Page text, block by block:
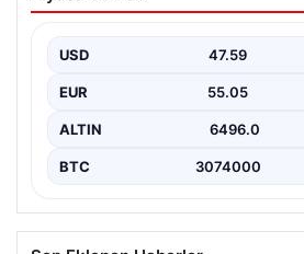
Türkiye'nin savunma ve askeri
USD 47.59
EUR 55.05
ALTIN 6496.0
BTC 3074000